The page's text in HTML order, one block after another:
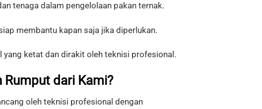
tenaga dalam pengelolaan pakan ternak.
membantu kapan saja jika diperlukan.
yang ketat dan dirakit oleh teknisi profesional.
Rumput dari Kami?
oleh teknisi profesional dengan